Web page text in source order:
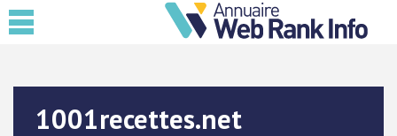
1001recettes.net